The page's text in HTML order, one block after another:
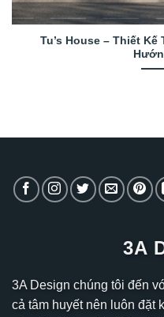
Tu’s House – Thiết
3A
3A Design chúng tôi đến
cả tâm huyết nên luôn đặt